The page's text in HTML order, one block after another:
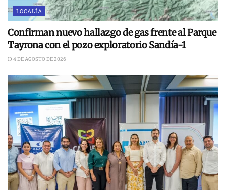
LOCALÍA
Confirman nuevo hallazgo de gas frente al Parque
Tayrona con el pozo exploratorio Sandía-1
4 DE AGOSTO DE 2026